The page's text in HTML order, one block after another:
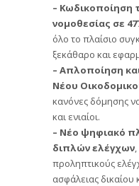
– Κωδικοποίηση
νομοθεσίας σε
όλο το πλαίσιο
ξεκάθαρο και
– Απλοποίηση
Νέου
κανόνες δόμησης να
και ενιαίοι.
– Νέο ψηφιακό
διπλών ελέγχων
προληπτικούς
ασφάλειας